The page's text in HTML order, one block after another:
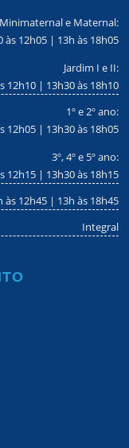
Minimaternal e Maternal:
às 12h05 | 13h às 18h05
Jardim I e II:
12h10 | 13h30 às 18h10
1º e 2º ano:
12h05 | 13h30 às 18h05
3º, 4º e 5º ano:
12h15 | 13h30 às 18h15
às 12h45 | 13h às 18h45
Integral